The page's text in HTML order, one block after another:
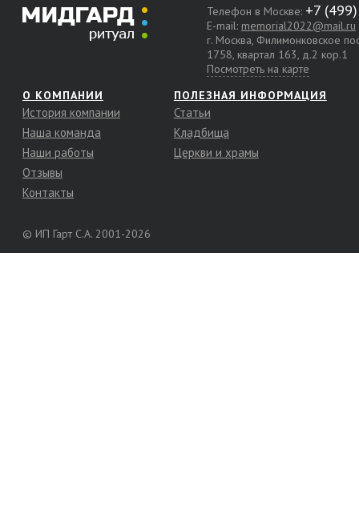
Телефон в Москве:
E-mail: memorial2022@mail.ru
г. Москва, Филимонковское
1758, квартал 163, д.2 кор.1
Посмотреть на карте
О КОМПАНИИ
История компании
Наша команда
Наши работы
Отзывы
Контакты
ПОЛЕЗНАЯ ИНФОРМАЦИЯ
Статьи
Кладбища
Церкви и храмы
© ИП Гарт С.А. 2001-2026